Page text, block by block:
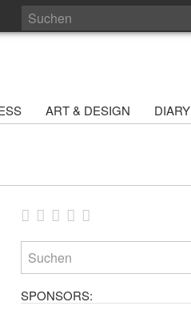
ART & DESIGN DIARY
SPONSORS: